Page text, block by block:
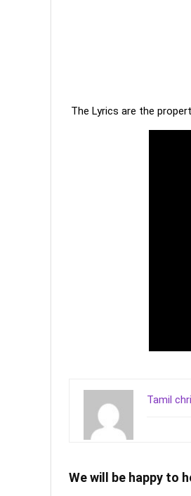
The Lyrics are the
Tamil
We will be happy to